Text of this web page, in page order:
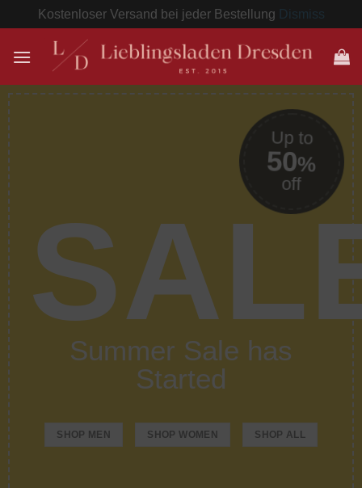
Kostenloser Versand bei jeder Bestellung Dismiss
Inhalt
Up to
50%
off
Summer Sale has
Started
SHOP MEN SHOP WOMEN SHOP ALL